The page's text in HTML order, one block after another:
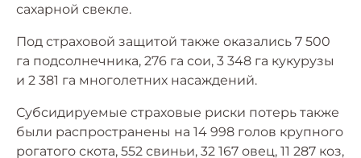
сахарной свекле.
Под страховой защитой также оказались 7 500
га подсолнечника, 276 га сои, 3 348 га кукурузы
и 2 381 га многолетних насаждений.
Субсидируемые страховые риски потерь также
были распространены на 14 998 голов крупного
рогатого скота, 552 свиньи, 32 167 овец, 11 287 коз,